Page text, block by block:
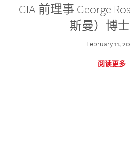
GIA 前理事 George
斯曼）博
February 11,
阅读更多